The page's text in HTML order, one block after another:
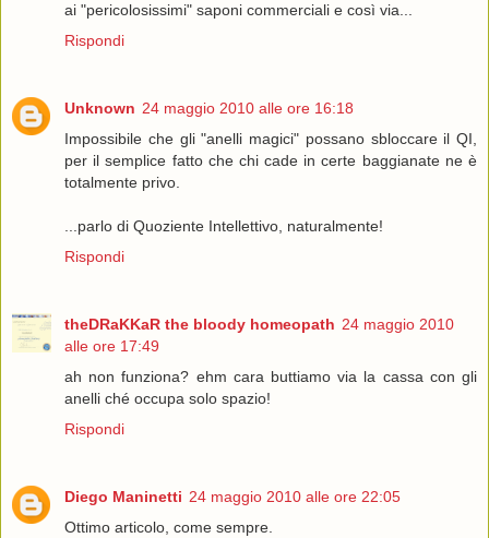
ai "pericolosissimi" saponi commerciali e così via...
Rispondi
Unknown 24 maggio 2010 alle ore 16:18
Impossibile che gli "anelli magici" possano sbloccare il QI,
per il semplice fatto che chi cade in certe baggianate ne è
totalmente privo.
...parlo di Quoziente Intellettivo, naturalmente!
Rispondi
theDRaKKaR the bloody homeopath 24 maggio 2010
alle ore 17:49
ah non funziona? ehm cara buttiamo via la cassa con gli
anelli ché occupa solo spazio!
Rispondi
Diego Maninetti 24 maggio 2010 alle ore 22:05
Ottimo articolo, come sempre.